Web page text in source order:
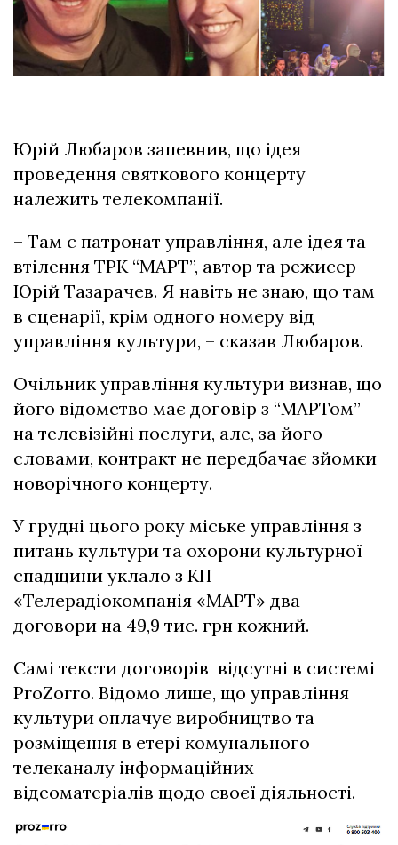
Юрій Любаров запевнив, що ідея
проведення святкового концерту
належить телекомпанії.
– Там є патронат управління, але ідея та
втілення ТРК “МАРТ”, автор та режисер
Юрій Тазарачев. Я навіть не знаю, що там
в сценарії, крім одного номеру від
управління культури, – сказав Любаров.
Очільник управління культури визнав, що
його відомство має договір з “МАРТом”
на телевізійні послуги, але, за його
словами, контракт не передбачає зйомки
новорічного концерту.
У грудні цього року міське управління з
питань культури та охорони культурної
спадщини уклало з КП
«Телерадіокомпанія «МАРТ» два
договори на 49,9 тис. грн кожний.
Самі тексти договорів відсутні в системі
ProZorro. Відомо лише, що управління
культури оплачує виробництво та
розміщення в етері комунального
телеканалу інформаційних
відеоматеріалів щодо своєї діяльності.